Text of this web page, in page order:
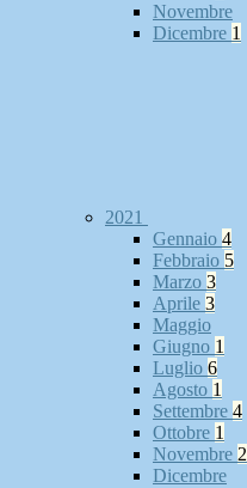
Novembre
Dicembre 1
2021
Gennaio 4
Febbraio 5
Marzo 3
Aprile 3
Maggio
Giugno 1
Luglio 6
Agosto 1
Settembre 4
Ottobre 1
Novembre 2
Dicembre